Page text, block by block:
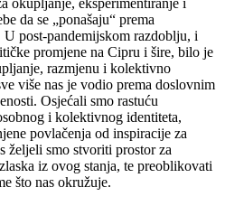
da se „ponašaju“ prema
post-pandemijskom razdoblju, i
promjene na Cipru i šire, bilo je
razmjenu i kolektivno
više nas je vodio prema doslovnim
Osjećali smo rastuću
i kolektivnog identiteta,
povlačenja od inspiracije za
željeli smo stvoriti prostor za
iz ovog stanja, te preoblikovati
što nas okružuje.